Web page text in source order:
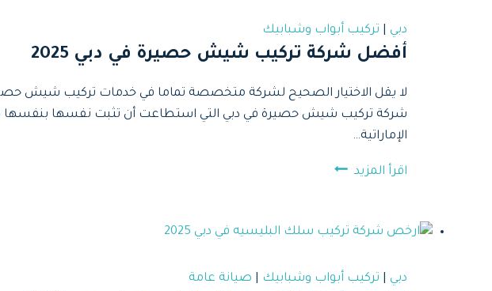
للفلل
والقصور
في
ابوظبي
2025
دبي تركيب أبواب وشبابيك
أفضل شركة تركيب شيش حصيرة في دبي 2025
لا يقل الاختيار الصحيح لشركة متخصصة تماما في خدمات تركيب شيش حصيرة
شركة تركيب شيش حصيرة في دبي التي استطاعت أن تثبت نفسها بنفسها
الإماراتية…
اقرأ المزيدأفضل
شيش
في
دبي تركيب أبواب وشبابيك صيانة عامة